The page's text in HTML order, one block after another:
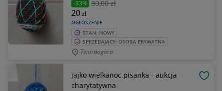
-33% 30,00 zł
OGŁOSZENIE
20zł
STAN: NOWY
SPRZEDAJĄCY: OSOBA PRYWATNA
Twardogóra
jajko wielkanoc pisanka - aukcja
charytatywna